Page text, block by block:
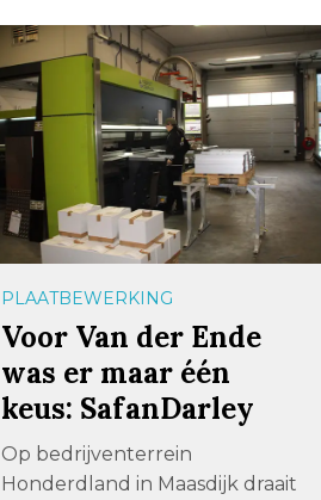
PLAATBEWERKING
Voor Van der Ende
was er maar één
keus: SafanDarley
Op bedrijventerrein
Honderdland in Maasdijk draait